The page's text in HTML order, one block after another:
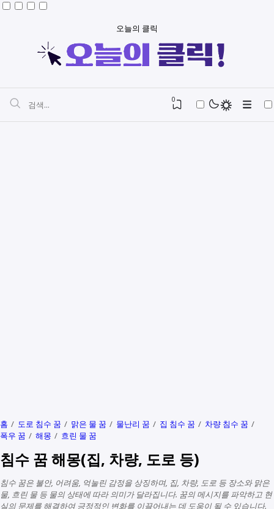
오늘의 클릭
0
홈 도로 침수 꿈 맑은 물 꿈 물난리 꿈 집 침수 꿈
차량 침수 꿈
폭우 꿈
해몽 흐린 물 꿈
침수 꿈 해몽(집, 차량, 도로 등)
침수 꿈은 불안, 어려움, 억눌린 감정을 상징하며, 집, 차량, 도로 등 장소와 맑은
물, 흐린 물 등 물의 상태에 따라 의미가 달라집니다. 꿈의 메시지를 파악하고 현
실의 문제를 해결하여 긍정적인 변화를 이끌어내는 데 도움이 될 수 있습니다.